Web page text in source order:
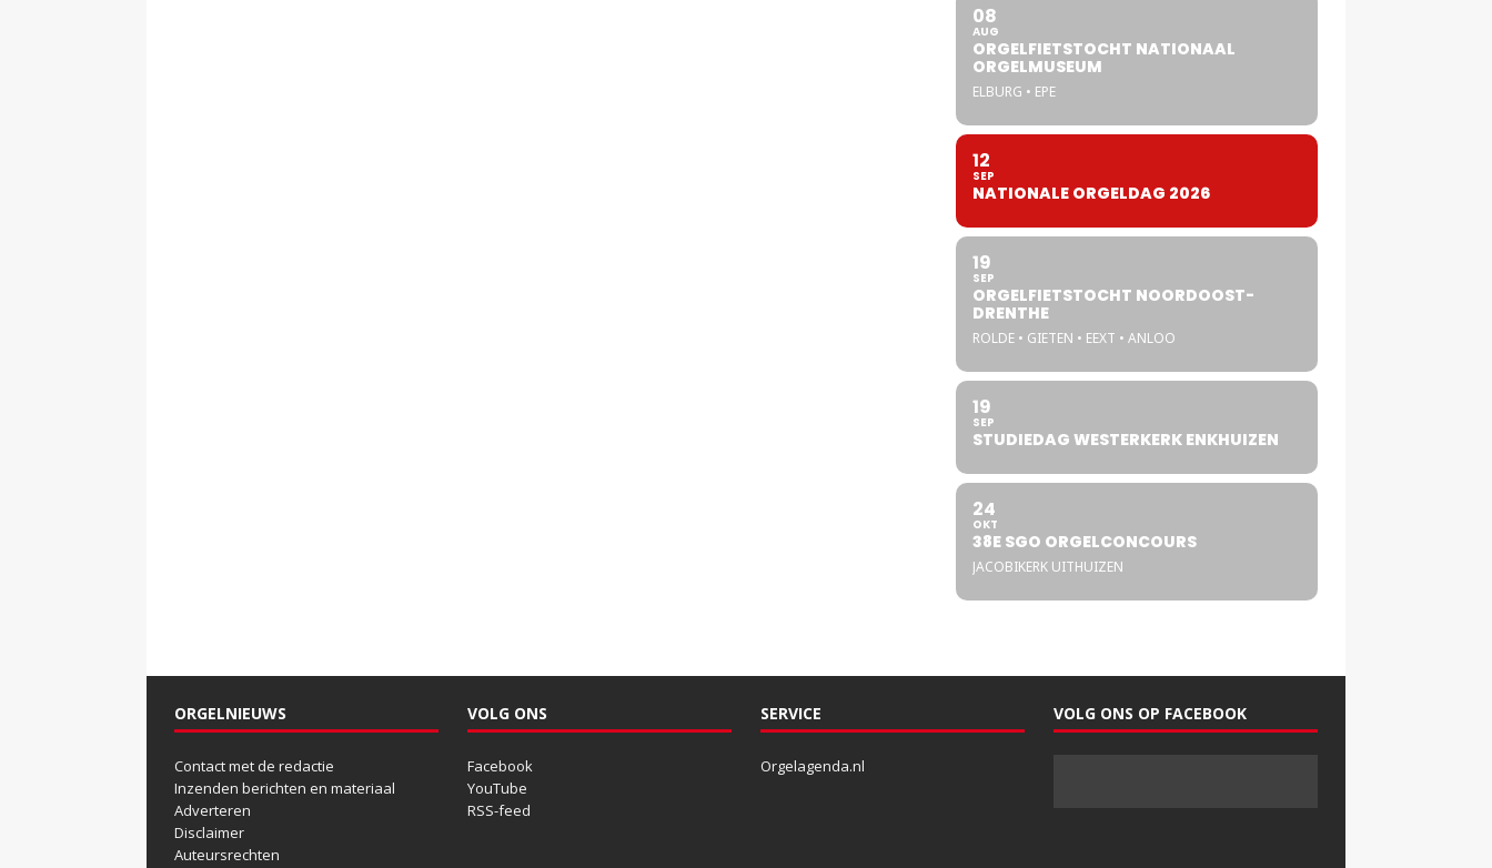
08
AUG
ORGELFIETSTOCHT NATIONAAL
ORGELMUSEUM
ELBURG • EPE
12
SEP
NATIONALE ORGELDAG 2026
19
SEP
ORGELFIETSTOCHT NOORDOOST-
DRENTHE
ROLDE • GIETEN • EEXT • ANLOO
19
SEP
STUDIEDAG WESTERKERK ENKHUIZEN
24
OKT
38E SGO ORGELCONCOURS
JACOBIKERK UITHUIZEN
ORGELNIEUWS
Contact met de redactie
Inzenden berichten en materiaal
Adverteren
Disclaimer
Auteursrechten
VOLG ONS
Facebook
YouTube
RSS-feed
SERVICE
Orgelagenda.nl
VOLG ONS OP FACEBOOK